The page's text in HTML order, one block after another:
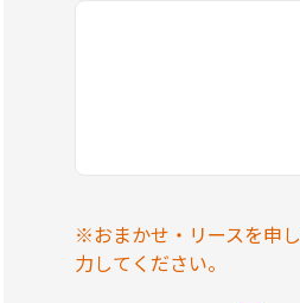
※おまかせ・リースを申
力してください。